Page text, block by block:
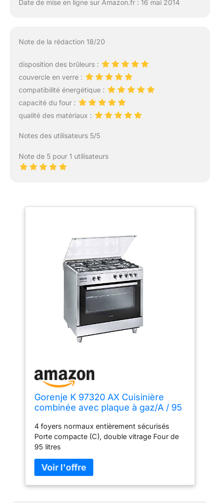
Date de mise en ligne sur Amazon.fr : 16 mai 2014
Note de la rédaction 18/20
disposition des brûleurs :
couvercle en verre :
compatibilité énergétique :
capacité du four :
qualité des matériaux :
Notes des utilisateurs 5/5
Note de 5 pour 1 utilisateurs
Gorenje K 97320 AX Cuisinière
combinée avec plaque à gaz/A / 95
inoxydable/minuterie/brûleur wok
4 foyers normaux entièrement sécurisés
Porte compacte (C), double vitrage Four de
95 litres